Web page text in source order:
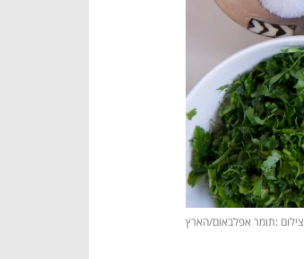
צילום :תומר אפלבאום/הארץ